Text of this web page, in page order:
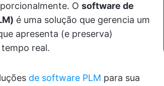
O software de
é uma solução que gerencia um
apresenta (e preserva)
real.
de software PLM para sua